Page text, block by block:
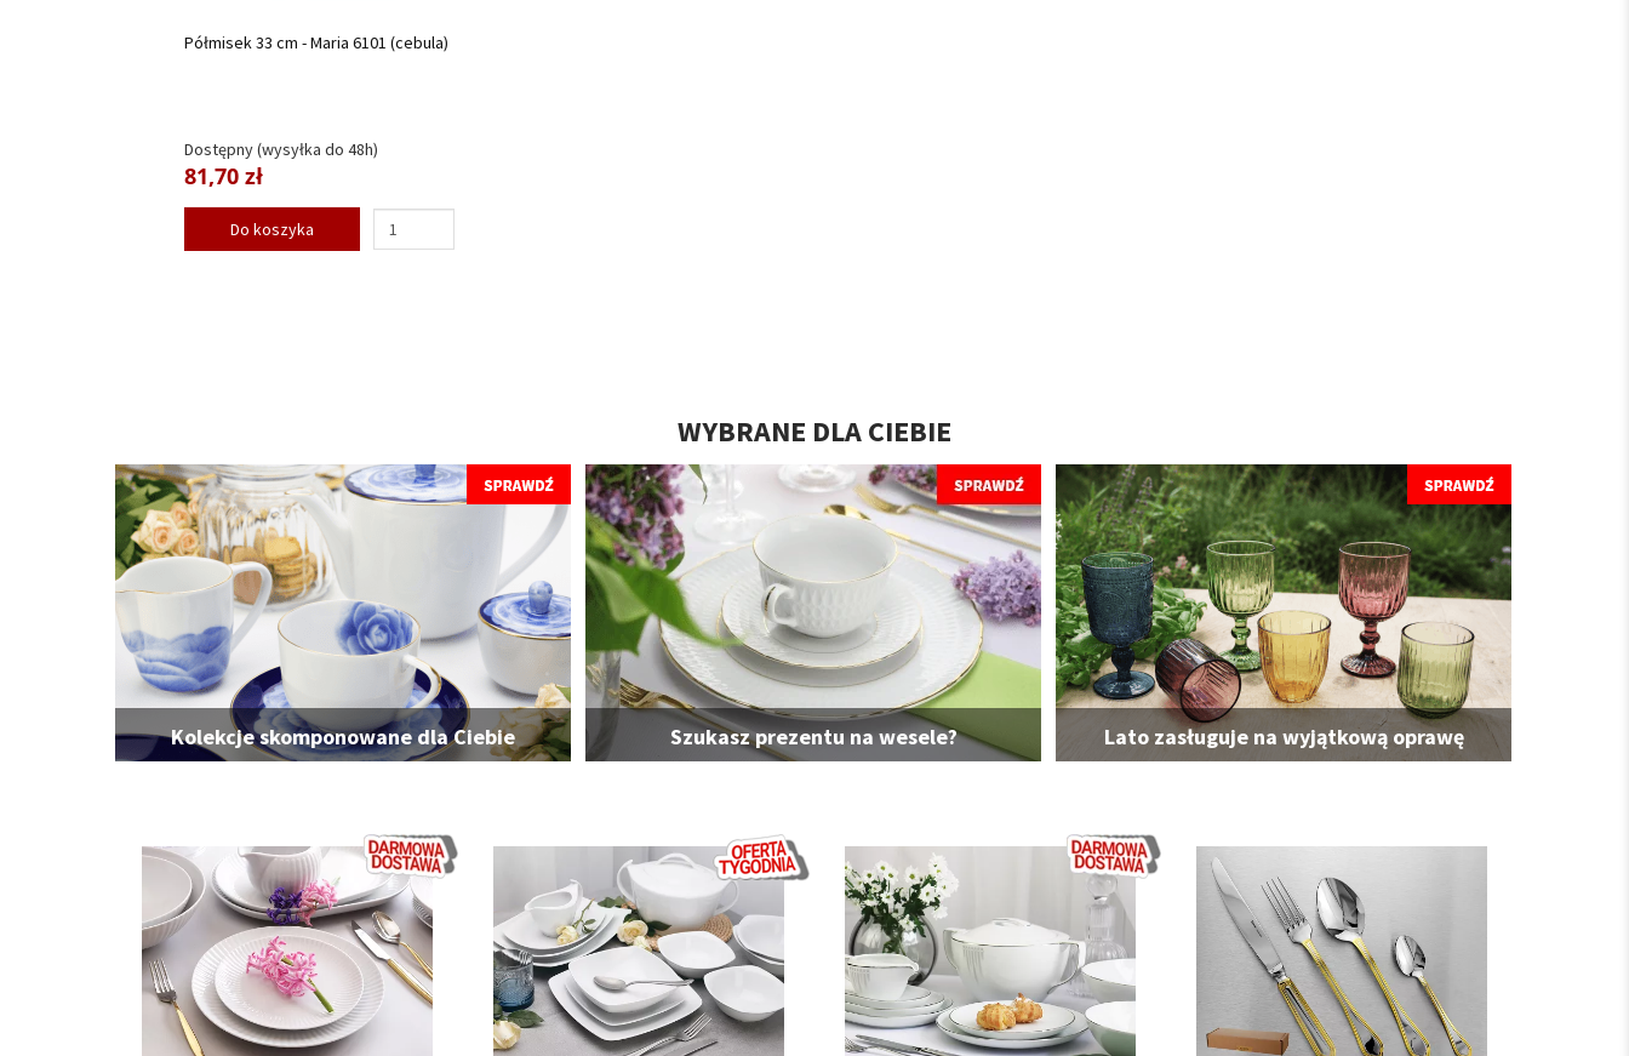
Półmisek 33 cm - Maria 6101 (cebula)
Dostępny (wysyłka do 48h)
81,70 zł
Do koszyka
WYBRANE DLA CIEBIE
Kolekcje skomponowane dla Ciebie Szukasz prezentu na wesele? Lato zasługuje na wyjątkową oprawę